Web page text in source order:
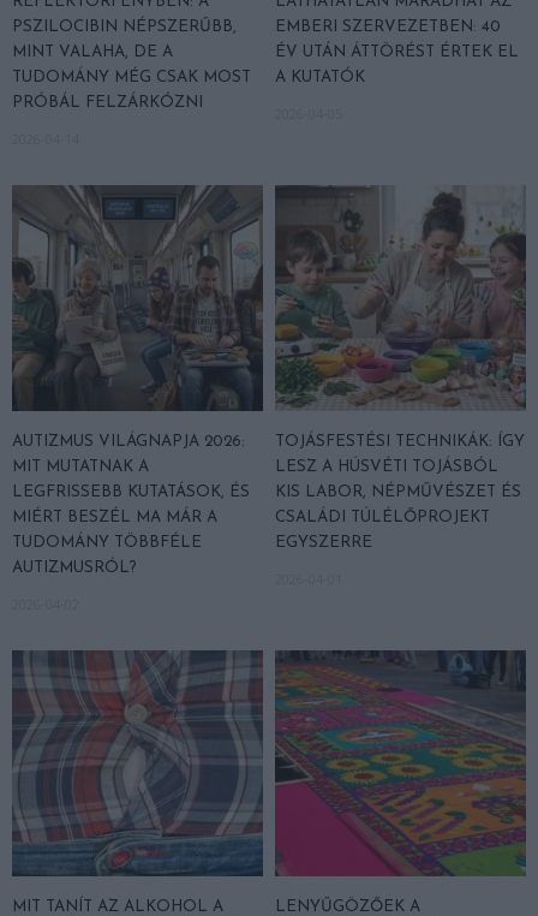
PSZILOCIBIN NÉPSZERŰBB,
MINT VALAHA, DE A
TUDOMÁNY MÉG CSAK MOST
PRÓBÁL FELZÁRKÓZNI
EMBERI SZERVEZETBEN: 40
ÉV UTÁN ÁTTÖRÉST ÉRTEK EL
A KUTATÓK
AUTIZMUS VILÁGNAPJA 2026:
MIT MUTATNAK A
LEGFRISSEBB KUTATÁSOK, ÉS
MIÉRT BESZÉL MA MÁR A
TUDOMÁNY TÖBBFÉLE
AUTIZMUSRÓL?
TOJÁSFESTÉSI TECHNIKÁK: ÍGY
LESZ A HÚSVÉTI TOJÁSBÓL
KIS LABOR, NÉPMŰVÉSZET ÉS
CSALÁDI TÚLÉLŐPROJEKT
EGYSZERRE
MIT TANÍT AZ ALKOHOL A
LENYŰGÖZŐEK A